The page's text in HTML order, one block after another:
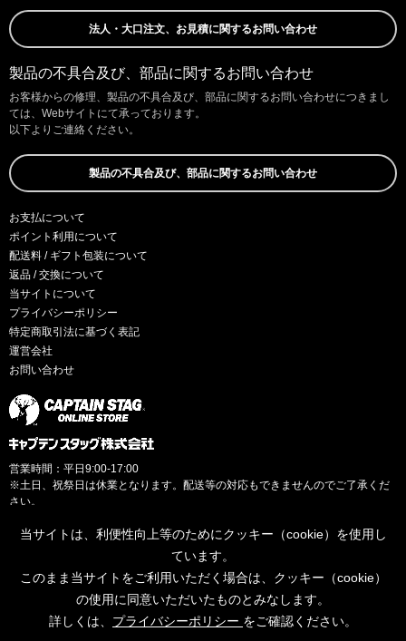
法人・大口注文、お見積に関するお問い合わせ
製品の不具合及び、部品に関するお問い合わせ
お客様からの修理、製品の不具合及び、部品に関するお問い合わせにつきまし
ては、Webサイトにて承っております。
以下よりご連絡ください。
製品の不具合及び、部品に関するお問い合わせ
お支払について
ポイント利用について
配送料 / ギフト包装について
返品 / 交換について
当サイトについて
プライバシーポリシー
特定商取引法に基づく表記
運営会社
お問い合わせ
営業時間：平日9:00-17:00
※土日、祝祭日は休業となります。配送等の対応もできませんのでご了承くだ
さい。
当サイトは、利便性向上等のためにクッキー（cookie）を使用し
ています。
このまま当サイトをご利用いただく場合は、クッキー（cookie）
の使用に同意いただいたものとみなします。
詳しくは、 プライバシーポリシー をご確認ください。